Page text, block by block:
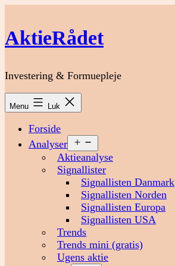
indhold
AktieRådet
Investering & Formuepleje
Menu Luk
Forside
Analyser
menu
Aktieanalyse
Signallister
Signallisten Danmark
Signallisten Norden
Signallisten Europa
Signallisten USA
Trends
Trends mini (gratis)
Ugens aktie